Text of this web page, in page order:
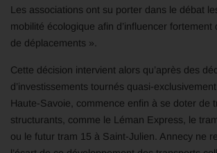
Les associations ont su porter dans le débat
mobilité écologique afin d’influencer fortement
de déplacements ».
Cette décision intervient alors qu’après des
d’investissements tournés quasi-
Haute-Savoie, commence enfin à se doter de
structurants, comme le Léman Express, le
ou le futur tram 15 à Saint-Julien. Annecy ne